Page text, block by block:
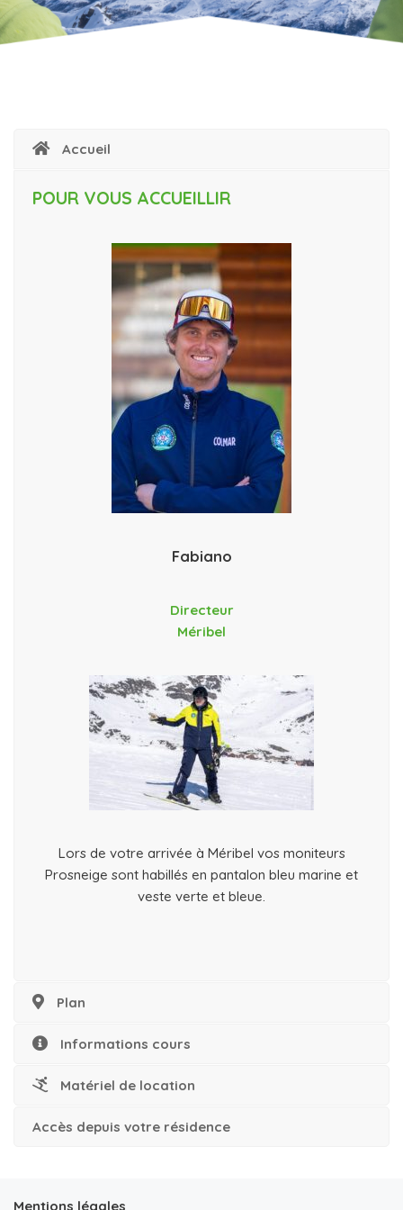
Accueil
POUR VOUS ACCUEILLIR
Fabiano
Directeur
Méribel
Lors de votre arrivée à Méribel vos moniteurs
Prosneige sont habillés en pantalon bleu marine et
veste verte et bleue.
Plan
Informations cours
Matériel de location
Accès depuis votre résidence
Mentions légales